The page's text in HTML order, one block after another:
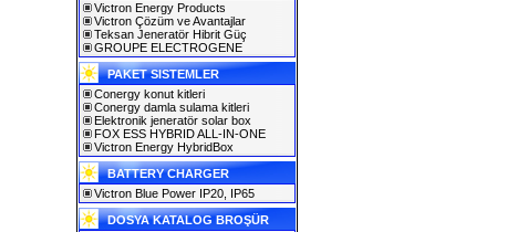
Victron Energy Products
Victron Çözüm ve Avantajlar
Teksan Jeneratör Hibrit Güç
GROUPE ELECTROGENE
PAKET SISTEMLER
Conergy konut kitleri
Conergy damla sulama kitleri
Elektronik jeneratör solar box
FOX ESS HYBRID ALL-IN-ONE
Victron Energy HybridBox
BATTERY CHARGER
Victron Blue Power IP20, IP65
DOSYA KATALOG BROŞÜR